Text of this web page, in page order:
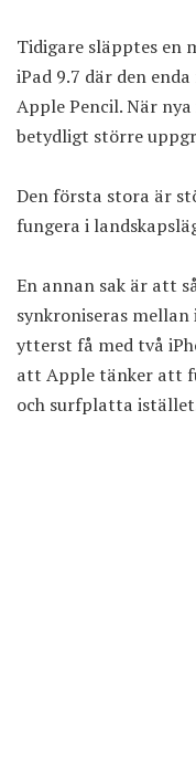
Tidigare släpptes en
iPad 9.7 där den
Apple Pencil. När
betydligt större
Den första stora är
fungera i
En annan sak är att
synkroniseras mellan
ytterst få med två
att Apple tänker att
och surfplatta